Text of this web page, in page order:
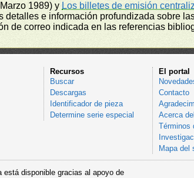
1989) y Los billetes de emisión
e información profundizada sobre
de correo indicada en las referencias
Recursos
Buscar
Descargas
Identificador de pieza
Determine serie especial
El portal
Contacto
Acerca
Términos
Mapa del
está disponible gracias al apoyo de